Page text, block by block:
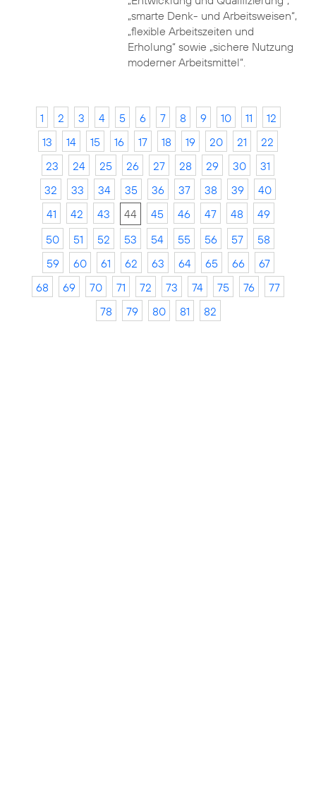
„smarte Denk- und Arbeitsweisen“,
„flexible Arbeitszeiten und
Erholung“ sowie „sichere Nutzung
moderner Arbeitsmittel“.
1 2 3 4 5 6 7 8 9 10 11
12
13
14 15 16 17 18 19 20 21
22
23
24 25 26 27 28 29 30
31
32
33 34 35 36 37 38 39
40
41
42 43 44 45 46 47 48
49
50
51 52 53 54 55 56 57
58
59
60 61 62 63 64 65 66
67
68
69 70 71 72 73 74 75 76
77
78
79 80 81 82